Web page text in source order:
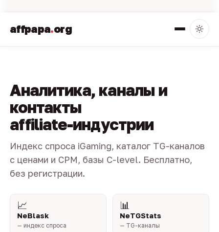
affpapa.org
Аналитика, каналы и
контакты
affiliate-индустрии
Индекс спроса iGaming, каталог TG-каналов
с ценами и CPM, базы C-level. Бесплатно,
без регистрации.
📈
NeBlask
— индекс спроса
📊
NeTGStats
— TG-каналы